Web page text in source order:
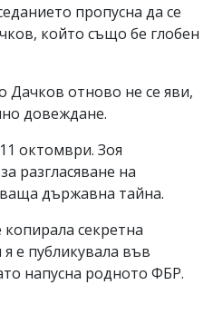
пропусна да се
който също бе глобен
Дачков отново не се яви,
довеждане.
октомври. Зоя
разгласяване на
държавна тайна.
секретна
е публикувала във
напусна родното ФБР.